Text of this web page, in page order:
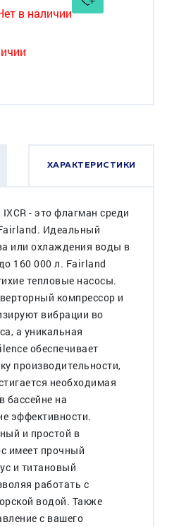
в наличии
ХАРАКТЕРИСТИКИ
- это флагман среди
Идеальный
или охлаждения воды в
160 000 л. Fairland
тепловые насосы.
компрессор и
вибрации во
а уникальная
обеспечивает
производительности,
необходимая
бассейне на
эффективности.
и простой в
имеет прочный
и титановый
работать с
водой. Также
с вашего